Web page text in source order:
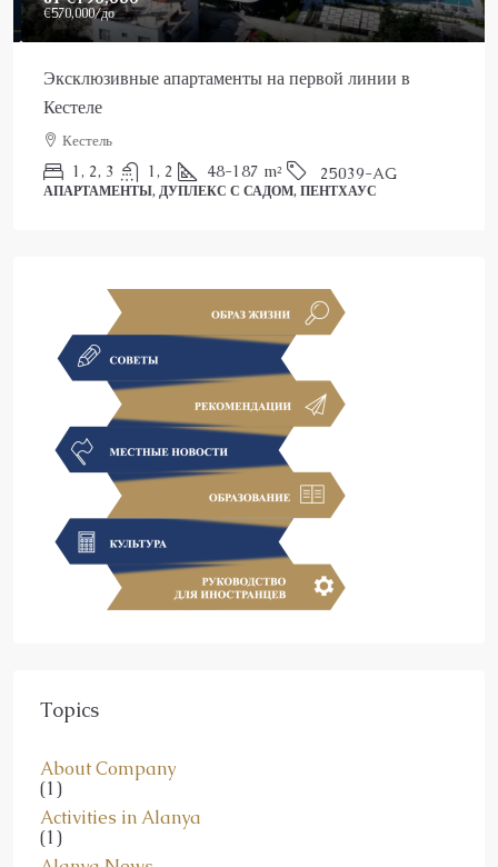
€570,000/до
Эксклюзивные апартаменты на первой линии в
Кестеле
Кестель
1, 2, 3 1, 2 48-187 m² 25039-AG
АПАРТАМЕНТЫ, ДУПЛЕКС С САДОМ, ПЕНТХАУС
Topics
About Company
(1)
Activities in Alanya
(1)